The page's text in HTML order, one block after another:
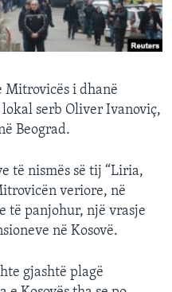
Mitrovicës i dhanë
serb Oliver Ivanoviç,
Beograd.
të nismës së tij “Liria,
veriore, në
të panjohur, një vrasje
në Kosovë.
gjashtë plagë